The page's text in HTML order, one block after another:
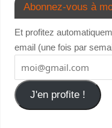
Abonnez-vous à
Et profitez
email (une fois par
J'en profite !